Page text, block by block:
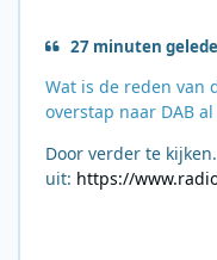
27 minuten
Wat is de reden van
overstap naar DAB
Door verder te
uit: https://